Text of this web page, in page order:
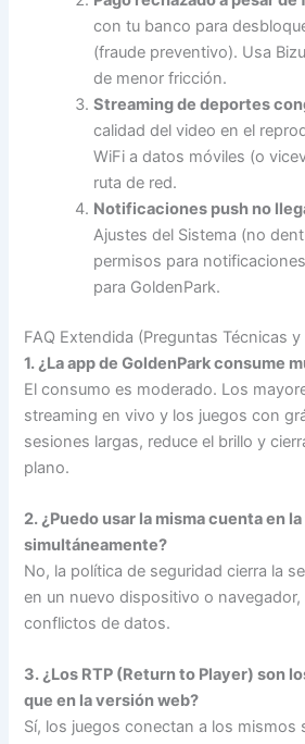
con tu banco para
(fraude preventivo). Usa
de menor fricción.
Streaming de deportes
calidad del video en el
WiFi a datos móviles (o
ruta de red.
Notificaciones push no
Ajustes del Sistema (no
permisos para
para GoldenPark.
FAQ Extendida (Preguntas Técnicas
1. ¿La app de GoldenPark consume
El consumo es moderado. Los
streaming en vivo y los juegos con
sesiones largas, reduce el brillo y
plano.
2. ¿Puedo usar la misma cuenta en
simultáneamente?
No, la política de seguridad cierra la
en un nuevo dispositivo o navegador,
conflictos de datos.
3. ¿Los RTP (Return to Player) son
que en la versión web?
Sí, los juegos conectan a los mismos